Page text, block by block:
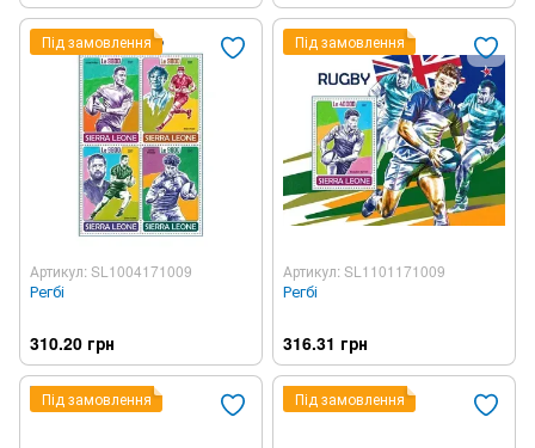
Під замовлення
Артикул: SL1004171009
Регбі
310.20 грн
Під замовлення
Артикул: SL1101171009
Регбі
316.31 грн
Під замовлення Під замовлення